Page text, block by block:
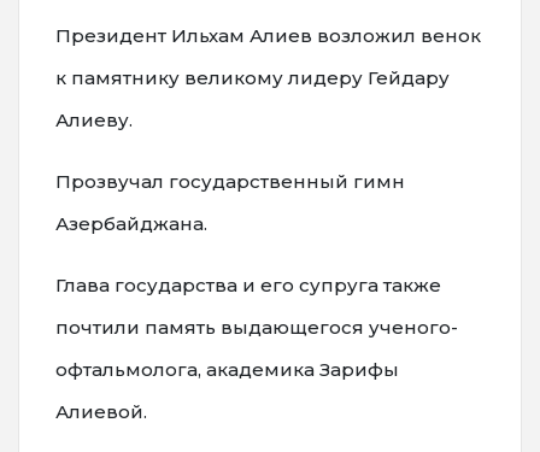
Президент Ильхам Алиев возложил венок
к памятнику великому лидеру Гейдару
Алиеву.
Прозвучал государственный гимн
Азербайджана.
Глава государства и его супруга также
почтили память выдающегося ученого-
офтальмолога, академика Зарифы
Алиевой.